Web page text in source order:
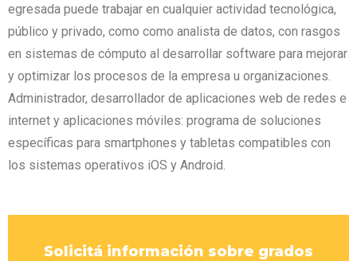
egresada puede trabajar en cualquier actividad tecnológica,
público y privado, como como analista de datos, con rasgos
en sistemas de cómputo al desarrollar software para mejorar
y optimizar los procesos de la empresa u organizaciones.
Administrador, desarrollador de aplicaciones web de redes e
internet y aplicaciones móviles: programa de soluciones
específicas para smartphones y tabletas compatibles con
los sistemas operativos iOS y Android.
Solicitá información sobre grados